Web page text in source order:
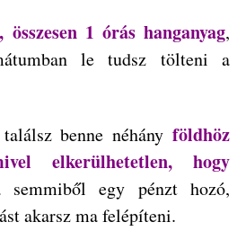
összesen 1 órás hanganyag,
le tudsz tölteni a
benne néhány földhöz
elkerülhetetlen, hogy
egy pénzt hozó,
akarsz ma felépíteni.